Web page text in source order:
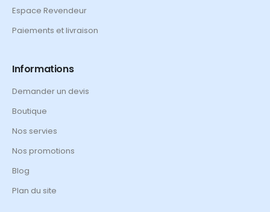
Espace Revendeur
Paiements et livraison
Informations
Demander un devis
Boutique
Nos servies
Nos promotions
Blog
Plan du site